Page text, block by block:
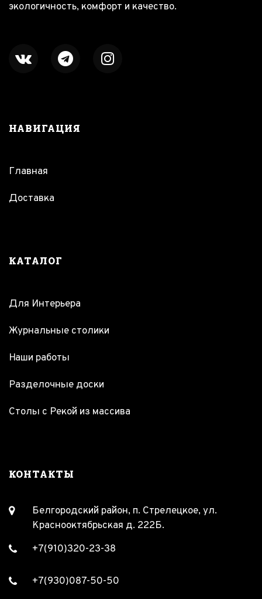
экологичность, комфорт и качество.
НАВИГАЦИЯ
Главная
Доставка
КАТАЛОГ
Для Интерьера
Журнальные столики
Наши работы
Разделочные доски
Столы с Рекой из массива
КОНТАКТЫ
Белгородский район, п. Стрелецкое, ул.
Краснооктябрьская д. 222Б.
+7(910)320-23-38
+7(930)087-50-50